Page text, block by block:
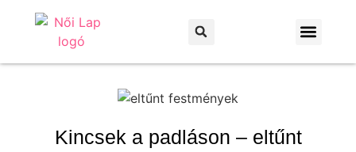
Kincsek a padláson – eltűnt